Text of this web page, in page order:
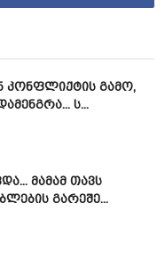
კონფლიქტის გამო,
ს...
მამამ თავს
გარეშე...